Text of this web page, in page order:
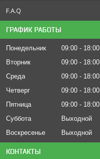
F.A.Q
ГРАФИК РАБОТЫ
Понедельник 09:00
18:00
Вторник
09:00
18:00
Среда
09:00
18:00
Четверг
09:00
18:00
Пятница
09:00
18:00
Суббота
Выходной
Воскресенье
Выходной
КОНТАКТЫ